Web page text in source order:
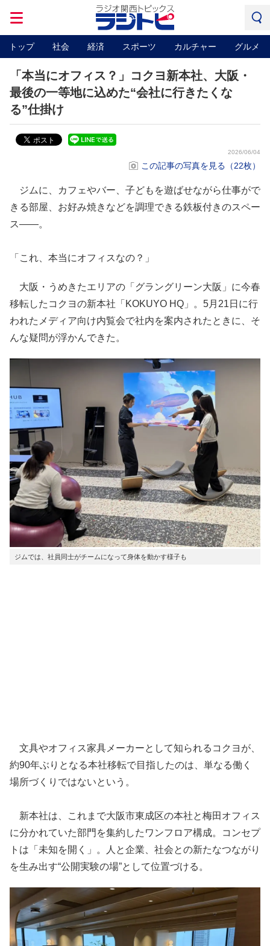
トップ 社会 経済 スポーツ カルチャー グルメ
「本当にオフィス？」コクヨ新本社、大阪・
最後の一等地に込めた“会社に行きたくな
る”仕掛け
2026/06/04
この記事の写真を見る（22枚）
ジムに、カフェやバー、子どもを遊ばせながら仕事がで
きる部屋、お好み焼きなどを調理できる鉄板付きのスペー
ス――。
「これ、本当にオフィスなの？」
大阪・うめきたエリアの「グラングリーン大阪」に今春
移転したコクヨの新本社「KOKUYO HQ」。5月21日に行
われたメディア向け内覧会で社内を案内されたときに、そ
んな疑問が浮かんできた。
ジムでは、社員同士がチームになって身体を動かす様子も
文具やオフィス家具メーカーとして知られるコクヨが、
約90年ぶりとなる本社移転で目指したのは、単なる働く
場所づくりではないという。
新本社は、これまで大阪市東成区の本社と梅田オフィス
に分かれていた部門を集約したワンフロア構成。コンセプ
トは「未知を開く」。人と企業、社会との新たなつながり
を生み出す“公開実験の場”として位置づける。